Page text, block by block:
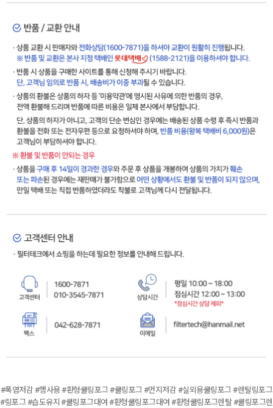
#폭염저감 #행사용 #환형쿨링포그 #쿨링포그 #먼지저감 #실외용쿨링포그 #렌탈링포그
#링포그 #습도유지 #쿨링포그대여 #환형쿨링포그대여 #환형쿨링포그렌탈 #쿨링포그렌